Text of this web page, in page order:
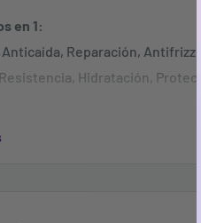
en 1:
Anticaída, Reparación,
Hidratación,
mojado aplique Shampoo
de obtener espuma